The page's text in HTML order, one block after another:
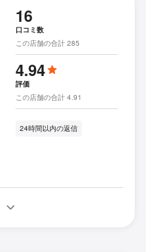
16
口コミ数
この店舗の合計 285
4.94
評価
この店舗の合計 4.91
24時間以内の返信